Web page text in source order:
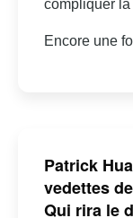
compliquer la
Encore une
Patrick
vedettes
Qui rira le